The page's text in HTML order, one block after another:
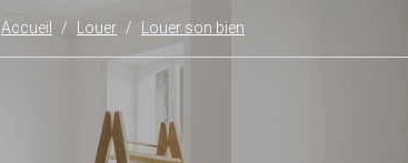
Accueil Louer Louer son bien